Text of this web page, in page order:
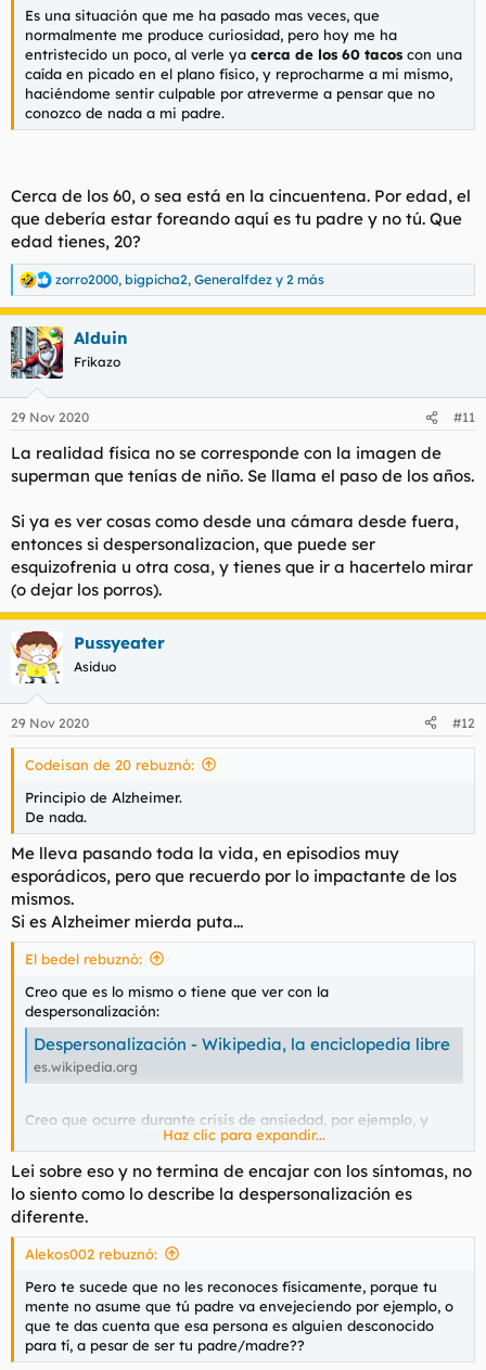
Es una situación que me ha pasado mas veces, que
normalmente me produce curiosidad, pero hoy me ha
entristecido un poco, al verle ya cerca de los 60 tacos con una
caída en picado en el plano físico, y reprocharme a mi mismo,
haciéndome sentir culpable por atreverme a pensar que no
conozco de nada a mi padre.
Cerca de los 60, o sea está en la cincuentena. Por edad, el
que debería estar foreando aquí es tu padre y no tú. Que
edad tienes, 20?
R
e
a
c
c
i
e
:
zorro2000, bigpicha2, Generalfdez y 2 más
Alduin
Frikazo
29 Nov 2020 #11
La realidad física no se corresponde con la imagen de
superman que tenías de niño. Se llama el paso de los años.
Si ya es ver cosas como desde una cámara desde fuera,
entonces si despersonalizacion, que puede ser
esquizofrenia u otra cosa, y tienes que ir a hacertelo mirar
(o dejar los porros).
Pussyeater
Asiduo
29 Nov 2020 #12
Codeisan de 20 rebuznó:
Principio de Alzheimer.
De nada.
Me lleva pasando toda la vida, en episodios muy
esporádicos, pero que recuerdo por lo impactante de los
mismos.
Si es Alzheimer mierda puta...
El bedel rebuznó:
Creo que es lo mismo o tiene que ver con la
despersonalización:
Despersonalización - Wikipedia, la enciclopedia libre
es.wikipedia.org
Creo que ocurre durante crisis de ansiedad, por ejemplo, y
otros trastornos típicos de foreros, así que...
Haz clic para expandir...
Lei sobre eso y no termina de encajar con los síntomas, no
lo siento como lo describe la despersonalización es
diferente.
Alekos002 rebuznó:
Pero te sucede que no les reconoces físicamente, porque tu
mente no asume que tú padre va envejeciendo por ejemplo, o
que te das cuenta que esa persona es alguien desconocido
para tí, a pesar de ser tu padre/madre??